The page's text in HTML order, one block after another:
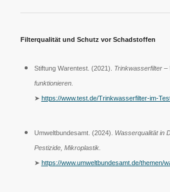
Filterqualität und Schutz vor Schadstoffen
Stiftung Warentest. (2021). Trinkwasserfilter –
funktionieren.
➤ https://www.test.de/Trinkwasserfilter-im-
Umweltbundesamt. (2024). Wasserqualität in
Pestizide, Mikroplastik.
➤ https://www.umweltbundesamt.de/themen/